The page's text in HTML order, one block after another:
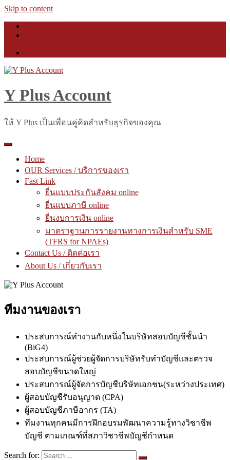
Skip to content
Y Plus Account
ให้ Y Plus เป็นเพื่อนคู่คิดสำหรับธุรกิจของคุณ
Home
OUR Services / บริการของเรา
Fast Link
ยื่นแบบประกันสังคม online
ยื่นแบบภาษี online
ยื่นงบการเงิน online
มาตราฐานการรายงานทางการเงินสำหรับ SME
(TFRS for NPAEs)
Contact Us / ติดต่อเรา
About Us / เกี่ยวกับเรา
ทีมงานของเรา
ประสบการณ์ทำงานกับหนึ่งในบริษัทสอบบัญชีชั้นนำ
(BiG4)
ประสบการณ์ผู้ช่วยผู้จัดการบริษัทรับทำบัญชีและตรวจ
สอบบัญชีขนาดใหญ่
ประสบการณ์ผู้จัดการบัญชีบริษัทเอกชน(ระหว่างประเทศ)
ผู้สอบบัญชีรับอนุญาต (CPA)
ผู้สอบบัญชีภาษีอากร (TA)
ทีมงานทุกคนมีการฝึกอบรมพัฒนาความรู้ทางวิชาชีพ
บัญชี ตามเกณฑ์ที่สภาวิชาชีพบัญชีกำหนด
Search for: